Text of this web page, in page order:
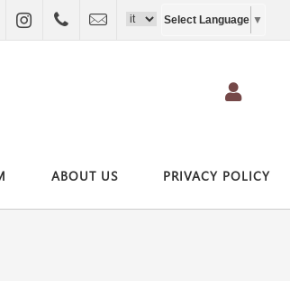
WhatsAppInstagram+4407403697790
info@vivitravel.net
Select Language ▼
ABOUT US PRIVACY POLICY